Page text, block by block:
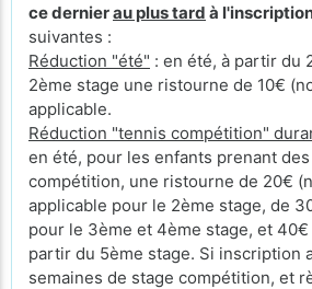
ce dernierau plus tard à
suivantes :
Réduction "été" : en été, à partir du
2ème stage une ristourne de 10€
applicable.
Réduction "tennis compétition"
en été, pour les enfants prenant
compétition, une ristourne de 20€
applicable pour le 2ème stage, de
pour le 3ème et 4ème stage, et
partir du 5ème stage. Si inscription
semaines de stage compétition, et